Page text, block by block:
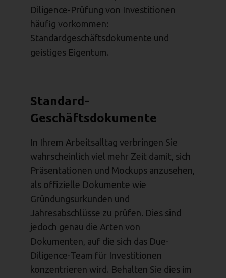
Diligence-Prüfung von Investitionen
häufig vorkommen:
Standardgeschäftsdokumente und
geistiges Eigentum.
Standard-
Geschäftsdokumente
In Ihrem Arbeitsalltag verbringen Sie
wahrscheinlich viel mehr Zeit damit, sich
Präsentationen und Mockups anzusehen,
als offizielle Dokumente wie
Gründungsurkunden und
Jahresabschlüsse zu prüfen. Dies sind
jedoch genau die Arten von
Dokumenten, auf die sich das Due-
Diligence-Team für Investitionen
konzentrieren wird. Behalten Sie dies im